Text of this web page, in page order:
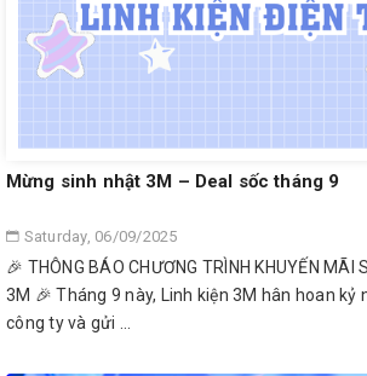
Mừng sinh nhật 3M – Deal sốc tháng 9
Saturday, 06/09/2025
🎉 THÔNG BÁO CHƯƠNG TRÌNH KHUYẾN MÃI
3M 🎉 Tháng 9 này, Linh kiện 3M hân hoan kỷ
công ty và gửi ...